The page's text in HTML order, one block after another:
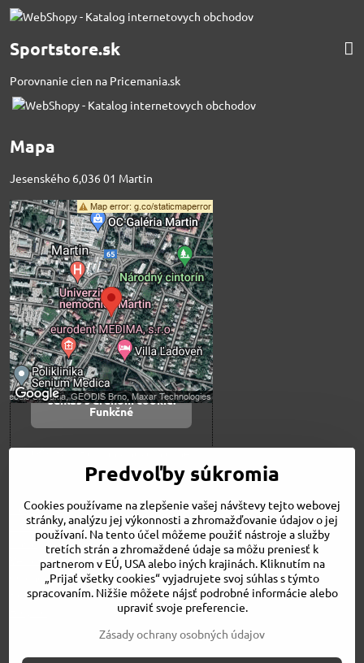
Sportstore.sk
Porovnanie cien na Pricemania.sk
Mapa
Jesenského 6,036 01 Martin
Externý obsah je
blokovaný Voľbami
súkromia
Prajete si načítať externý obsah?
Povoliť tentokrát
Povoliť a zapamätať -
súhlas s druhom cookie:
Funkčné
Otvoriť obsah v novom okne
Novinky
Niečo o nás
Naša ponuka
Veľkostné tabuľky
Obchodné podmienky
Kontakt
©2026Copyright
Predvoľby súkromia
Cookies používame na zlepšenie vašej návštevy tejto webovej
stránky, analýzu jej výkonnosti a zhromažďovanie údajov o jej
používaní. Na tento účel môžeme použiť nástroje a služby
tretích strán a zhromaždené údaje sa môžu preniesť k
partnerom v EÚ, USA alebo iných krajinách. Kliknutím na
„Prijať všetky cookies“ vyjadrujete svoj súhlas s týmto
spracovaním. Nižšie môžete nájsť podrobné informácie alebo
upraviť svoje preferencie.
Zásady ochrany osobných údajov